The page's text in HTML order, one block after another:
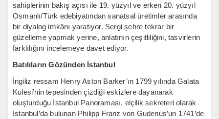
sahiplerinin bakış açısı ile 19. yüzyıl ve erken 20. yüzyıl
Osmanlı/Türk edebiyatından sanatsal üretimler arasında
bir diyalog imkânı yaratıyor. Sergi şehre tekrar bir
güzelleme yapmak yerine, anlatının çeşitliliğini, tasvirlerin
farklılığını incelemeye davet ediyor.
Batılıların Gözünden İstanbul
İngiliz ressam Henry Aston Barker’ın 1799 yılında Galata
Kulesi’nin tepesinden çizdiği eskizlere dayanarak
oluşturduğu İstanbul Panoraması, elçilik sekreteri olarak
İstanbul’da bulunan Philipp Franz von Gudenus’un 1741’de